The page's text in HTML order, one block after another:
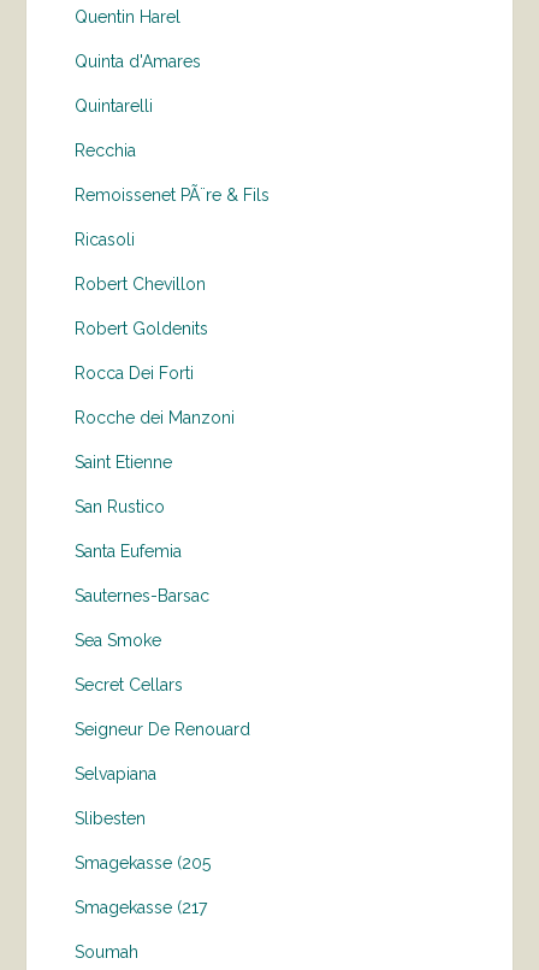
Quentin Harel
Quinta d'Amares
Quintarelli
Recchia
Remoissenet PÃ¨re & Fils
Ricasoli
Robert Chevillon
Robert Goldenits
Rocca Dei Forti
Rocche dei Manzoni
Saint Etienne
San Rustico
Santa Eufemia
Sauternes-Barsac
Sea Smoke
Secret Cellars
Seigneur De Renouard
Selvapiana
Slibesten
Smagekasse (205
Smagekasse (217
Soumah